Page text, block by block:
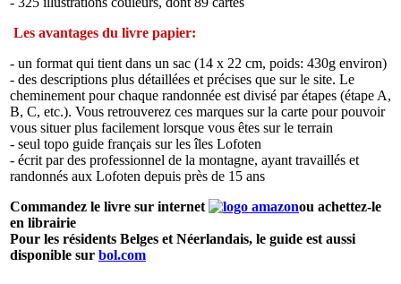
Les avantages du livre papier:
- un format qui tient dans un sac (14 x 22 cm, poids: 430g environ)
- des descriptions plus détaillées et précises que sur le site. Le
cheminement pour chaque randonnée est divisé par étapes (étape A,
B, C, etc.). Vous retrouverez ces marques sur la carte pour pouvoir
vous situer plus facilement lorsque vous êtes sur le terrain
- seul topo guide français sur les îles Lofoten
- écrit par des professionnel de la montagne, ayant travaillés et
randonnés aux Lofoten depuis près de 15 ans
Commandez le livre sur internet
ou achettez-le
en librairie
Pour les résidents Belges et Néerlandais, le guide est aussi
disponible sur bol.com